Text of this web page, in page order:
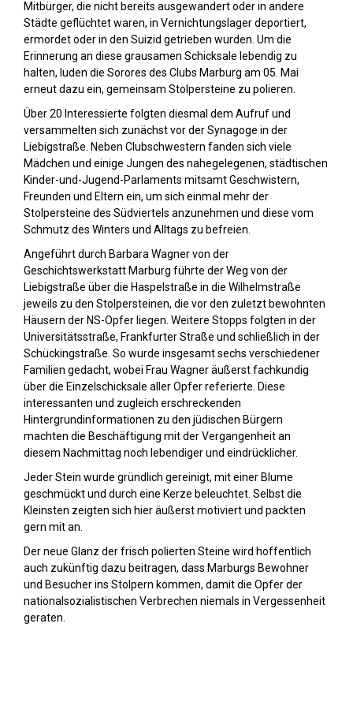
Mitbürger, die nicht bereits ausgewandert oder in andere
Städte geflüchtet waren, in Vernichtungslager deportiert,
ermordet oder in den Suizid getrieben wurden. Um die
Erinnerung an diese grausamen Schicksale lebendig zu
halten, luden die Sorores des Clubs Marburg am 05. Mai
erneut dazu ein, gemeinsam Stolpersteine zu polieren.
Über 20 Interessierte folgten diesmal dem Aufruf und
versammelten sich zunächst vor der Synagoge in der
Liebigstraße. Neben Clubschwestern fanden sich viele
Mädchen und einige Jungen des nahegelegenen, städtischen
Kinder-und-Jugend-Parlaments mitsamt Geschwistern,
Freunden und Eltern ein, um sich einmal mehr der
Stolpersteine des Südviertels anzunehmen und diese vom
Schmutz des Winters und Alltags zu befreien.
Angeführt durch Barbara Wagner von der
Geschichtswerkstatt Marburg führte der Weg von der
Liebigstraße über die Haspelstraße in die Wilhelmstraße
jeweils zu den Stolpersteinen, die vor den zuletzt bewohnten
Häusern der NS-Opfer liegen. Weitere Stopps folgten in der
Universitätsstraße, Frankfurter Straße und schließlich in der
Schückingstraße. So wurde insgesamt sechs verschiedener
Familien gedacht, wobei Frau Wagner äußerst fachkundig
über die Einzelschicksale aller Opfer referierte. Diese
interessanten und zugleich erschreckenden
Hintergrundinformationen zu den jüdischen Bürgern
machten die Beschäftigung mit der Vergangenheit an
diesem Nachmittag noch lebendiger und eindrücklicher.
Jeder Stein wurde gründlich gereinigt, mit einer Blume
geschmückt und durch eine Kerze beleuchtet. Selbst die
Kleinsten zeigten sich hier äußerst motiviert und packten
gern mit an.
Der neue Glanz der frisch polierten Steine wird hoffentlich
auch zukünftig dazu beitragen, dass Marburgs Bewohner
und Besucher ins Stolpern kommen, damit die Opfer der
nationalsozialistischen Verbrechen niemals in Vergessenheit
geraten.